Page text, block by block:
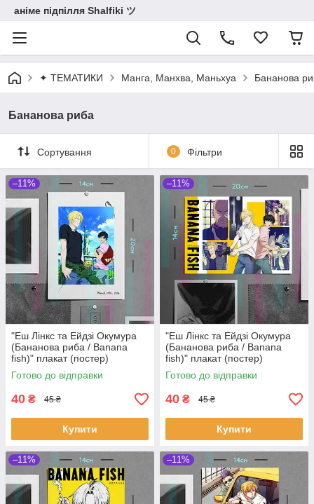
аніме підпілля Shalfiki ツ
✦ ТЕМАТИКИ Манга, Манхва, Маньхуа Бананова
Бананова риба
Сортування 0 Фільтри
–11%
"Еш Лінкс та Ейдзі Окумура
(Бананова риба / Banana
fish)" плакат (постер)
розміром А5 (14х20см)
Готово до відправки
40 ₴ 45 ₴
Купити
–11%
"Еш Лінкс та Ейдзі Окумура
(Бананова риба / Banana
fish)" плакат (постер)
розміром А5 (20х14см)
Готово до відправки
40 ₴ 45 ₴
Купити
–11% –11%